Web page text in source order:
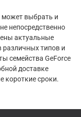
может выбрать и
непосредственно
актуальные
типов и
семейства GeForce
доставке
короткие сроки.